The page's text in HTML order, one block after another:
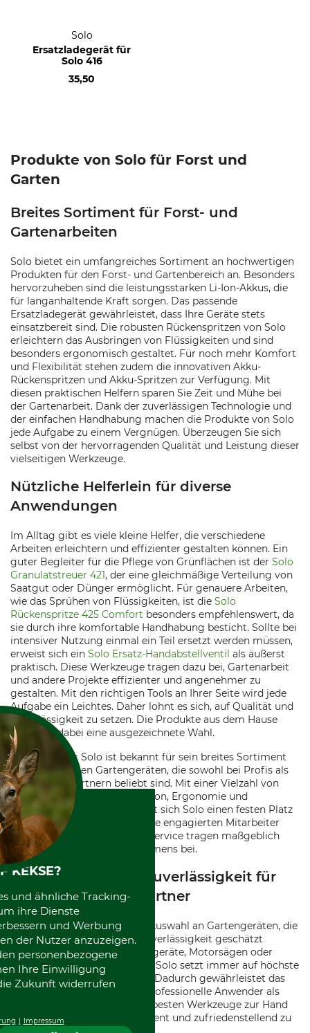
Solo
Ersatzladegerät für
Solo 416
35,50
Produkte von Solo für Forst und
Garten
Breites Sortiment für Forst- und
Gartenarbeiten
Solo bietet ein umfangreiches Sortiment an hochwertigen
Produkten für den Forst- und Gartenbereich an. Besonders
hervorzuheben sind die leistungsstarken Li-Ion-Akkus, die
für langanhaltende Kraft sorgen. Das passende
Ersatzladegerät gewährleistet, dass Ihre Geräte stets
einsatzbereit sind. Die robusten Rückenspritzen von Solo
erleichtern das Ausbringen von Flüssigkeiten und sind
besonders ergonomisch gestaltet. Für noch mehr Komfort
und Flexibilität stehen zudem die innovativen Akku-
Rückenspritzen und Akku-Spritzen zur Verfügung. Mit
diesen praktischen Helfern sparen Sie Zeit und Mühe bei
der Gartenarbeit. Dank der zuverlässigen Technologie und
der einfachen Handhabung machen die Produkte von Solo
jede Aufgabe zu einem Vergnügen. Überzeugen Sie sich
selbst von der hervorragenden Qualität und Leistung dieser
vielseitigen Werkzeuge.
Nützliche Helferlein für diverse
Anwendungen
Im Alltag gibt es viele kleine Helfer, die verschiedene
Arbeiten erleichtern und effizienter gestalten können. Ein
guter Begleiter für die Pflege von Grünflächen ist der Solo
Granulatstreuer 421, der eine gleichmäßige Verteilung von
Saatgut oder Dünger ermöglicht. Für genauere Arbeiten,
wie das Sprühen von Flüssigkeiten, ist die Solo
Rückenspritze 425 Comfort besonders empfehlenswert, da
sie durch ihre komfortable Handhabung besticht. Sollte bei
intensiver Nutzung einmal ein Teil ersetzt werden müssen,
erweist sich ein Solo Ersatz-Handabstellventil als äußerst
praktisch. Diese Werkzeuge tragen dazu bei, Gartenarbeit
und andere Projekte effizienter und angenehmer zu
gestalten. Mit den richtigen Tools an Ihrer Seite wird jede
Aufgabe ein Leichtes. Daher lohnt es sich, auf Qualität und
Zuverlässigkeit zu setzen. Die Produkte aus dem Hause
Solo sind dabei eine ausgezeichnete Wahl.
Der Hersteller Solo ist bekannt für sein breites Sortiment
an hochwertigen Gartengeräten, die sowohl bei Profis als
auch Hobbygärtnern beliebt sind. Mit einer Vielzahl von
Produkten, die durch Innovation, Ergonomie und
Langlebigkeit überzeugen, hat sich Solo einen festen Platz
im Gartenbedarf gesichert. Die engagierten Mitarbeiter
und der umfassende Kundenservice tragen maßgeblich
zum guten Ruf des Unternehmens bei.
Solo: Qualität und Zuverlässigkeit für
Profis und Hobbygärtner
Solo bietet eine erstklassige Auswahl an Gartengeräten, die
für ihre hohe Qualität und Zuverlässigkeit geschätzt
werden. Ob es sich um Sprühgeräte, Motorsägen oder
andere Gartengeräte handelt, Solo setzt immer auf höchste
Standards in der Herstellung. Dadurch gewährleistet das
Unternehmen, dass sowohl professionelle Anwender als
auch Hobbygärtner stets die besten Werkzeuge zur Hand
haben, um ihre Arbeiten effizient und zufriedenstellend zu
KEKSE?
und ähnliche Tracking-
ihre Dienste
und Werbung
der Nutzer anzuzeigen.
personenbezogene
Ihre Einwilligung
Zukunft widerrufen
Impressum